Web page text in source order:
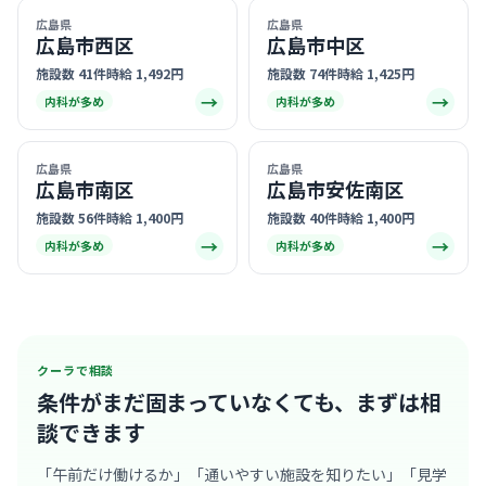
広島県
広島市西区
施設数 41件時給 1,492円
内科が多め →
広島県
広島市中区
施設数 74件時給 1,425円
内科が多め →
広島県
広島市南区
施設数 56件時給 1,400円
内科が多め →
広島県
広島市安佐南区
施設数 40件時給 1,400円
内科が多め →
クーラで相談
条件がまだ固まっていなくても、 まずは相
談できます
「午前だけ働けるか」「通いやすい施設を知りたい」「見学